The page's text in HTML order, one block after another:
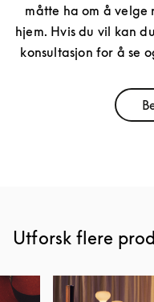
måtte ha om å velge
hjem. Hvis du vil kan
konsultasjon for å se
Utforsk flere